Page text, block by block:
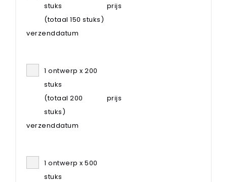
stuks
(totaal 150 stuks)
prijs
verzenddatum
1 ontwerp x 200
stuks
(totaal 200
stuks)
prijs
verzenddatum
1 ontwerp x 500
stuks